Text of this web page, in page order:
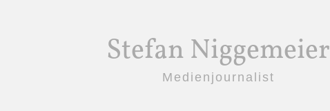
Stefan Niggemeier
Medienjournalist